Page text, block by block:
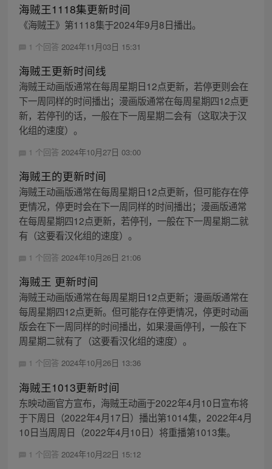
海贼王1118集更新时间
《海贼王》第1118集于2024年9月8日播出。
1 个回答 2024年11月03日 15:31
海贼王更新时间线
海贼王动画版通常在每周星期日12点更新，若停更则会在
下一周同样的时间播出；漫画版通常在每周星期四12点更
新，若停刊的话，一般在下一周星期二会有（这取决于汉
化组的速度）。
1 个回答 2024年10月27日 03:00
海贼王的更新时间
海贼王动画版通常在每周星期日12点更新，但可能存在停
更情况，停更时会在下一周同样的时间播出；漫画版通常
在每周星期四12点更新，若停刊，一般在下一周星期二就
有（这要看汉化组的速度）。
1 个回答 2024年10月26日 21:06
海贼王 更新时间
海贼王动画版通常在每周星期日12点更新；漫画版通常在
每周星期四12点更新。但可能存在停更情况，停更时动画
版会在下一周同样的时间播出，如果漫画停刊，一般在下
周星期二就有了（这要看汉化组的速度）。
1 个回答 2024年10月26日 13:36
海贼王1013更新时间
东映动画官方宣布，海贼王动画于2022年4月10日宣布将
于下周日（2022年4月17日）播出第1014集，2022年4月
10日当周周日（2022年4月10日）将重播第1013集。
1 个回答 2024年10月22日 15:12